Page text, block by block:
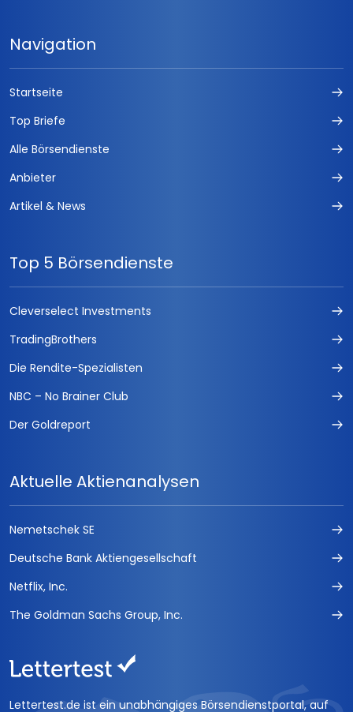
Navigation
Startseite
Top Briefe
Alle Börsendienste
Anbieter
Artikel & News
Top 5 Börsendienste
Cleverselect Investments
TradingBrothers
Die Rendite-Spezialisten
NBC – No Brainer Club
Der Goldreport
Aktuelle Aktienanalysen
Nemetschek SE
Deutsche Bank Aktiengesellschaft
Netflix, Inc.
The Goldman Sachs Group, Inc.
Lettertest.de ist ein unabhängiges Börsendienstportal, auf